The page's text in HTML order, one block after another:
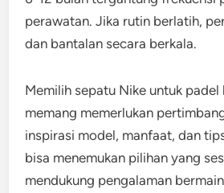
perawatan. Jika rutin berlatih,
dan bantalan secara berkala.
Memilih sepatu Nike untuk padel
memang memerlukan
inspirasi model, manfaat, dan
bisa menemukan pilihan yang
mendukung pengalaman